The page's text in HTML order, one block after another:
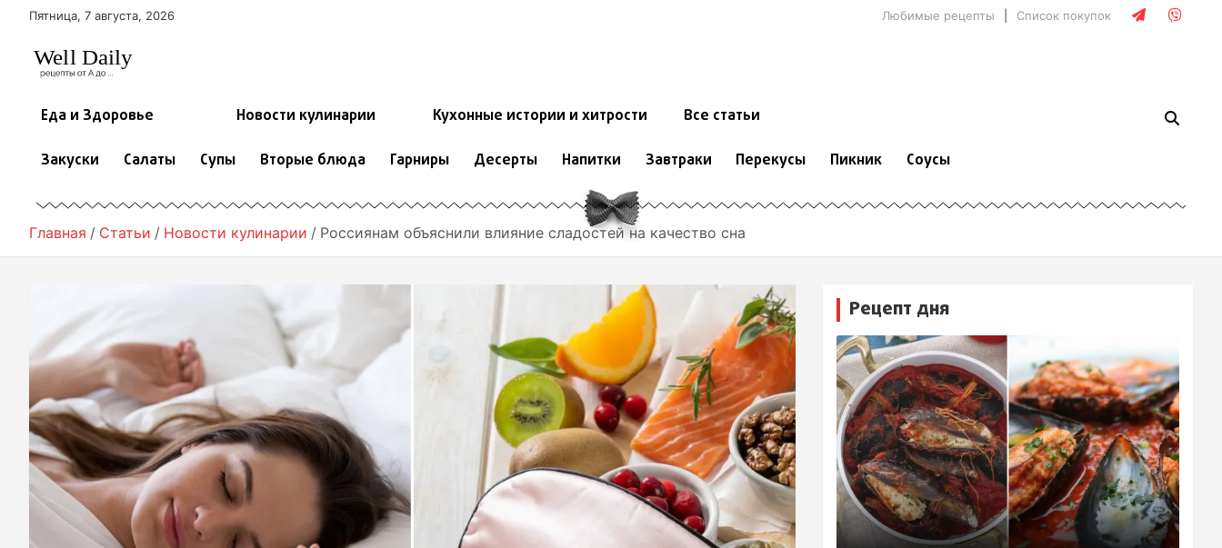
Пятница, 7 августа, 2026 Любимые рецепты Список покупок
Еда и Здоровье Новости кулинарии Кухонные истории и хитрости Все статьи
Закуски Салаты Супы Вторые блюда Гарниры Десерты Напитки Завтраки Перекусы Пикник Соусы
Главная Статьи Новости кулинарии Россиянам объяснили влияние сладостей на качество сна
Рецепт дня